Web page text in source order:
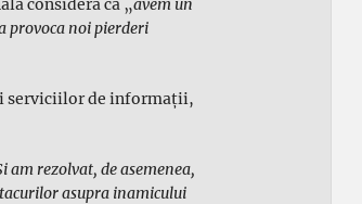
provoca noi pierderi
serviciilor de informaţii,
am rezolvat, de asemenea,
asupra inamicului